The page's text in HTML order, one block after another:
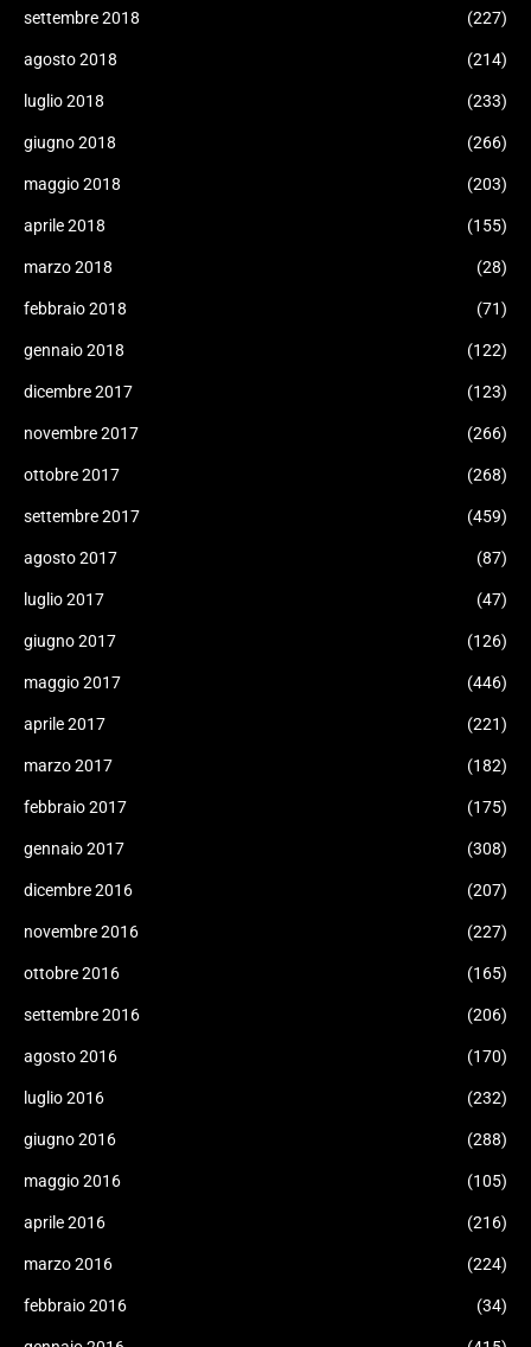
settembre 2018 (227)
agosto 2018 (214)
luglio 2018 (233)
giugno 2018 (266)
maggio 2018 (203)
aprile 2018 (155)
marzo 2018 (28)
febbraio 2018 (71)
gennaio 2018 (122)
dicembre 2017 (123)
novembre 2017 (266)
ottobre 2017 (268)
settembre 2017 (459)
agosto 2017 (87)
luglio 2017 (47)
giugno 2017 (126)
maggio 2017 (446)
aprile 2017 (221)
marzo 2017 (182)
febbraio 2017 (175)
gennaio 2017 (308)
dicembre 2016 (207)
novembre 2016 (227)
ottobre 2016 (165)
settembre 2016 (206)
agosto 2016 (170)
luglio 2016 (232)
giugno 2016 (288)
maggio 2016 (105)
aprile 2016 (216)
marzo 2016 (224)
febbraio 2016 (34)